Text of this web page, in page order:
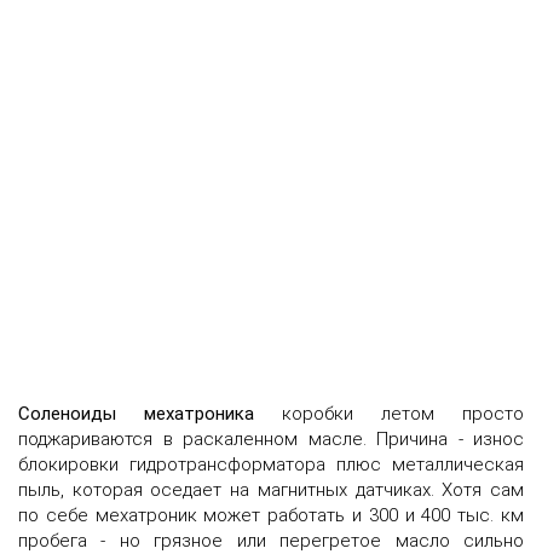
Соленоиды мехатроника коробки летом просто
поджариваются в раскаленном масле. Причина - износ
блокировки гидротрансформатора плюс металлическая
пыль, которая оседает на магнитных датчиках. Хотя сам
по себе мехатроник может работать и 300 и 400 тыс. км
пробега - но грязное или перегретое масло сильно